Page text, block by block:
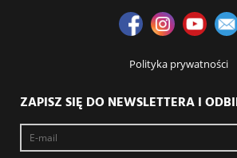
Polityka prywatności
ZAPISZ SIĘ DO NEWSLETTERA I